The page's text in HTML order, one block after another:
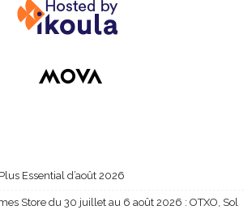
Essential d’août 2026
Store du 30 juillet au 6 août 2026 : OTXO, Sol